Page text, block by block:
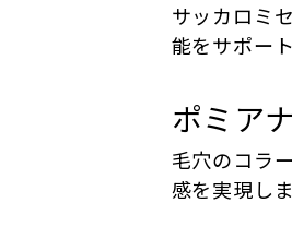
サッカロミ
能をサポー
ポミア
毛穴のコラ
感を実現しま